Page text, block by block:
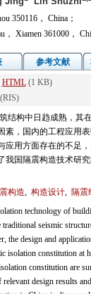
350116， China；
， Xiamen 361000，
参考文献
HTML(1 KB)
结构中日趋成熟，其
素，国内的工程应用
应用方面存在的不足
我国隔震构造技术研
构造, 构造设计, 隔震
technology of
traditional seismic
the design and
isolation constitution at
constitution are
design results